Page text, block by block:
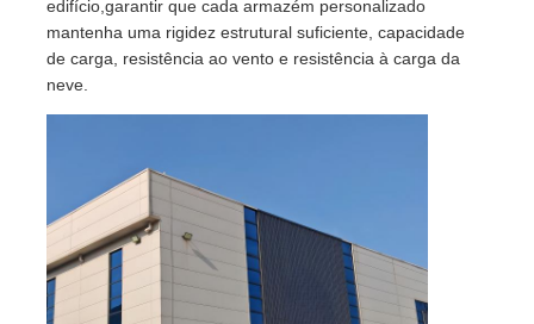
edifício,garantir que cada armazém personalizado
mantenha uma rigidez estrutural suficiente, capacidade
de carga, resistência ao vento e resistência à carga da
neve.